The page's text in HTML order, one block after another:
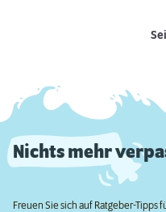
Nichts mehr
Freuen Sie sich auf Ratgeber-